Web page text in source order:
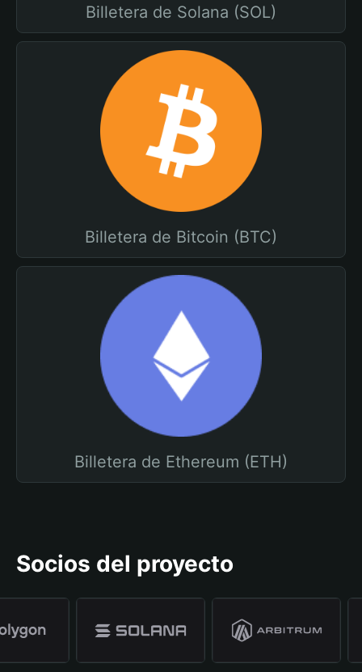
Billetera de Solana (SOL)
Billetera de Bitcoin (BTC)
Billetera de Ethereum (ETH)
Socios del proyecto